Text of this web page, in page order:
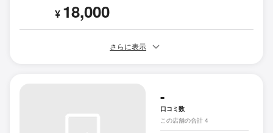
¥ 18,000
さらに表示
-
口コミ数
この店舗の合計 4